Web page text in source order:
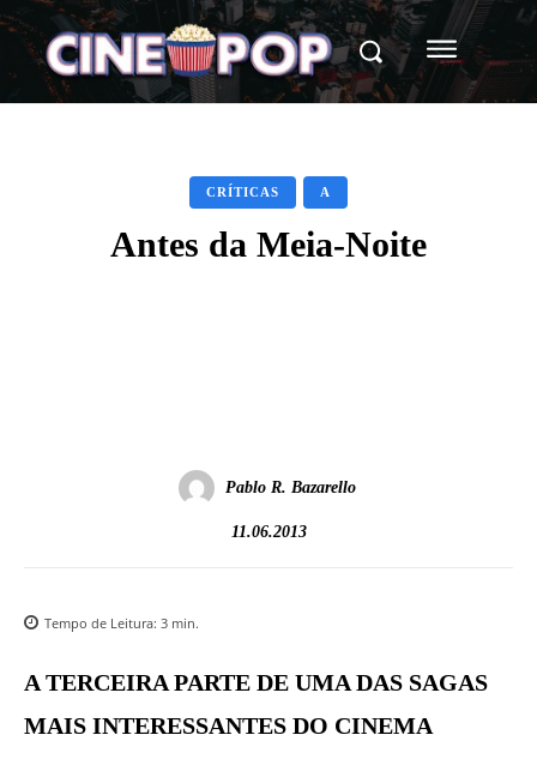
CRÍTICAS A
Antes da Meia-Noite
Pablo R. Bazarello
11.06.2013
Tempo de Leitura: 3 min.
A TERCEIRA PARTE DE UMA DAS SAGAS
MAIS INTERESSANTES DO CINEMA